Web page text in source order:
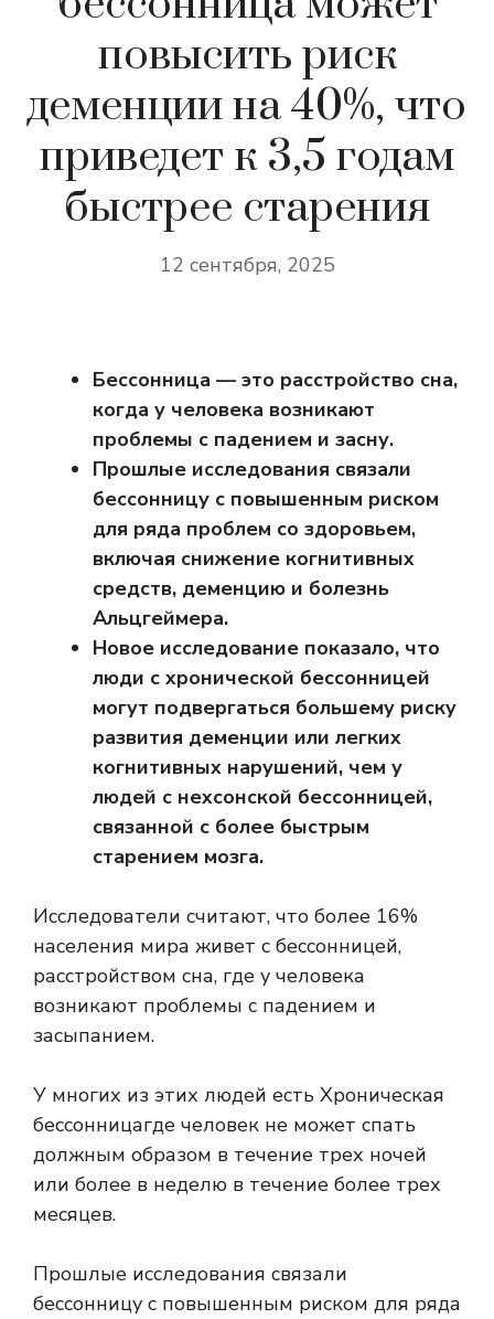
повысить риск
деменции на 40%, что
приведет к 3,5 годам
быстрее старения
12 сентября, 2025
Бессонница — это расстройство сна,
когда у человека возникают
проблемы с падением и засну.
Прошлые исследования связали
бессонницу с повышенным риском
для ряда проблем со здоровьем,
включая снижение когнитивных
средств, деменцию и болезнь
Альцгеймера.
Новое исследование показало, что
люди с хронической бессонницей
могут подвергаться большему риску
развития деменции или легких
когнитивных нарушений, чем у
людей с нехсонской бессонницей,
связанной с более быстрым
старением мозга.
Исследователи считают, что более 16%
населения мира живет с бессонницей,
расстройством сна, где у человека
возникают проблемы с падением и
засыпанием.
У многих из этих людей есть Хроническая
бессонницагде человек не может спать
должным образом в течение трех ночей
или более в неделю в течение более трех
месяцев.
Прошлые исследования связали
бессонницу с повышенным риском для ряда